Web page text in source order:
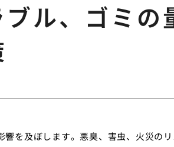
ル、ゴミの
を及ぼします。悪臭、害虫、火災の